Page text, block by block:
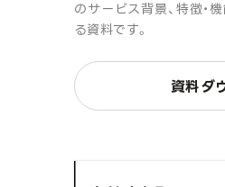
のサービス背景、特徴・
る資料です。
資料ダ